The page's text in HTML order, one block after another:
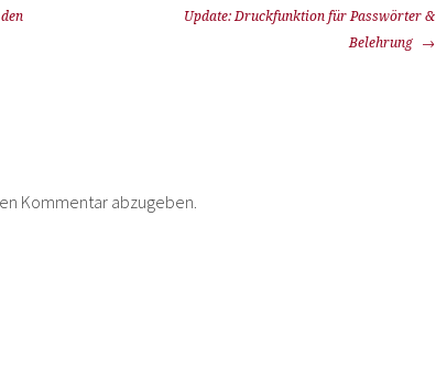
Update: Druckfunktion für Passwörter &
Belehrung
Kommentar abzugeben.